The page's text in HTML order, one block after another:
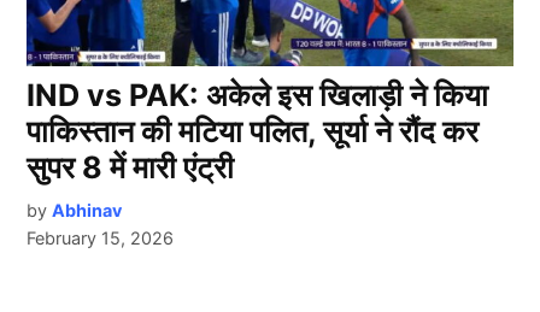
IND vs PAK: अकेले इस खिलाड़ी ने किया
पाकिस्तान की मटिया पलित, सूर्या ने रौंद कर
सुपर 8 में मारी एंट्री
by Abhinav
February 15, 2026